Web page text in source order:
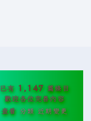
已有 1,147 篇條目
歡迎各位完善內容
查看 分類 近期變更